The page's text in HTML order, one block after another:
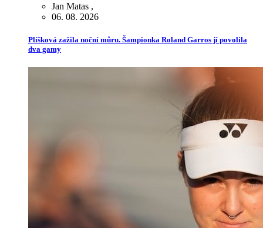
Jan Matas ,
06. 08. 2026
Plíšková zažila noční můru. Šampionka Roland Garros jí povolila
dva gamy